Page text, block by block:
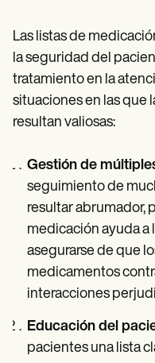
Las listas de
la seguridad del
tratamiento en la
situaciones en las que
resultan valiosas:
Gestión de
seguimiento de
resultar abrumador,
medicación ayuda a
asegurarse de que
medicamentos
interacciones
Educación del
pacientes una lista